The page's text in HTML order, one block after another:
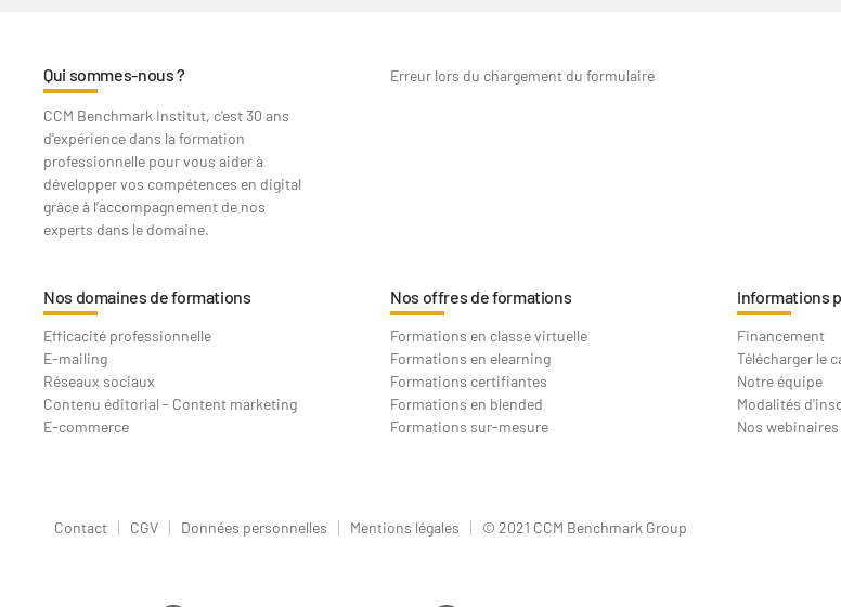
Qui sommes-nous ?
CCM Benchmark Institut, c'est 30 ans
d'expérience dans la formation
professionnelle pour vous aider à
développer vos compétences en digital
grâce à l’accompagnement de nos
experts dans le domaine.
Erreur lors du chargement du formulaire
Nos domaines de formations
Efficacité professionnelle
E-mailing
Réseaux sociaux
Contenu éditorial - Content marketing
E-commerce
Nos offres de formations
Formations en classe virtuelle
Formations en elearning
Formations certifiantes
Formations en blended
Formations sur-mesure
Informations
Financement
Télécharger le
Notre équipe
Modalités
Nos webinaires
Contact CGV Données personnelles Mentions légales © 2021 CCM Benchmark Group